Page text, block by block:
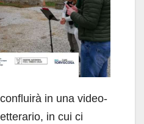
in una video-
in cui ci